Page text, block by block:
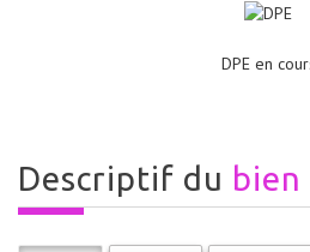
DPE en
descriptif du bien